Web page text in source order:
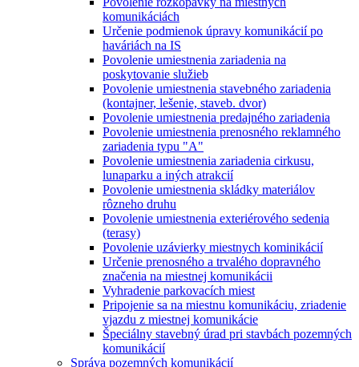
komunikáciách
Určenie podmienok úpravy komunikácií po
haváriách na IS
Povolenie umiestnenia zariadenia na
poskytovanie služieb
Povolenie umiestnenia stavebného zariadenia
(kontajner, lešenie, staveb. dvor)
Povolenie umiestnenia predajného zariadenia
Povolenie umiestnenia prenosného reklamného
zariadenia typu "A"
Povolenie umiestnenia zariadenia cirkusu,
lunaparku a iných atrakcií
Povolenie umiestnenia skládky materiálov
rôzneho druhu
Povolenie umiestnenia exteriérového sedenia
(terasy)
Povolenie uzávierky miestnych kominikácií
Určenie prenosného a trvalého dopravného
značenia na miestnej komunikácii
Vyhradenie parkovacích miest
Pripojenie sa na miestnu komunikáciu, zriadenie
vjazdu z miestnej komunikácie
Špeciálny stavebný úrad pri stavbách pozemných
komunikácií
Správa pozemných komunikácií